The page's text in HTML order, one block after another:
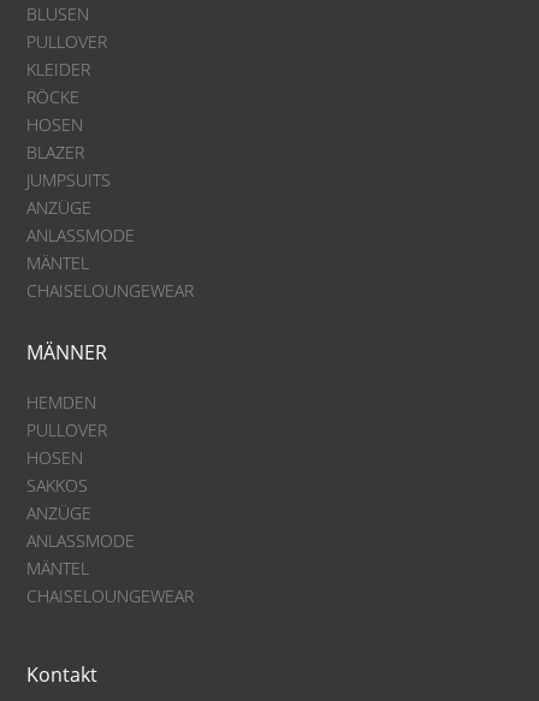
BLUSEN
PULLOVER
KLEIDER
RÖCKE
HOSEN
BLAZER
JUMPSUITS
ANZÜGE
ANLASSMODE
MÄNTEL
CHAISELOUNGEWEAR
MÄNNER
HEMDEN
PULLOVER
HOSEN
SAKKOS
ANZÜGE
ANLASSMODE
MÄNTEL
CHAISELOUNGEWEAR
Kontakt